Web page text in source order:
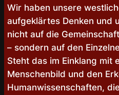
Wir haben unsere
aufgeklärtes Denken und
nicht auf die
– sondern auf den
Steht das im Einklang mit
Menschenbild und den
Humanwissenschaften,